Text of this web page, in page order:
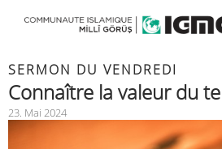
SERMON DU VENDREDI
Connaître la valeur du
23. Mai 2024